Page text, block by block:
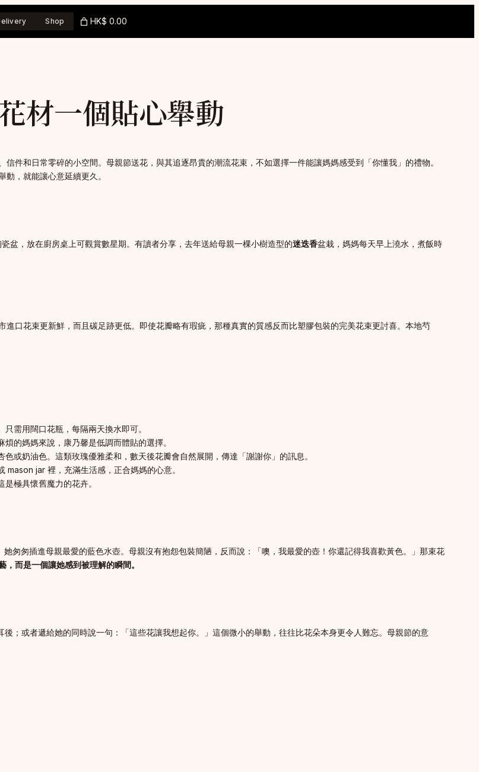
Shop HK$ 0.00
材一個貼心舉動
和日常零碎的小空間。母親節送花，與其追逐昂貴的潮流花束，不如選擇一件能讓媽媽感受到「你懂我」的禮物。
，就能讓心意延續更久。
盆，放在廚房桌上可觀賞數星期。有讀者分享，去年送給母親一棵小樹造型的迷迭香盆栽，媽媽每天早上澆水，煮飯時
進口花束更新鮮，而且碳足跡更低。即使花瓣略有瑕疵，那種真實的質感反而比塑膠包裝的完美花束更討喜。本地芍
需用闊口花瓶，每隔兩天換水即可。
的媽媽來說，康乃馨是低調而體貼的選擇。
色或奶油色。這類玫瑰優雅柔和，數天後花瓣會自然展開，傳達「謝謝你」的訊息。
mason jar 裡，充滿生活感，正合媽媽的心意。
極具懷舊魔力的花卉。
匆匆插進母親最愛的藍色水壺。母親沒有抱怨包裝簡陋，反而說：「噢，我最愛的壺！你還記得我喜歡黃色。」那束花
而是一個讓她感到被理解的瞬間。
或者遞給她的同時說一句：「這些花讓我想起你。」這個微小的舉動，往往比花朵本身更令人難忘。母親節的意